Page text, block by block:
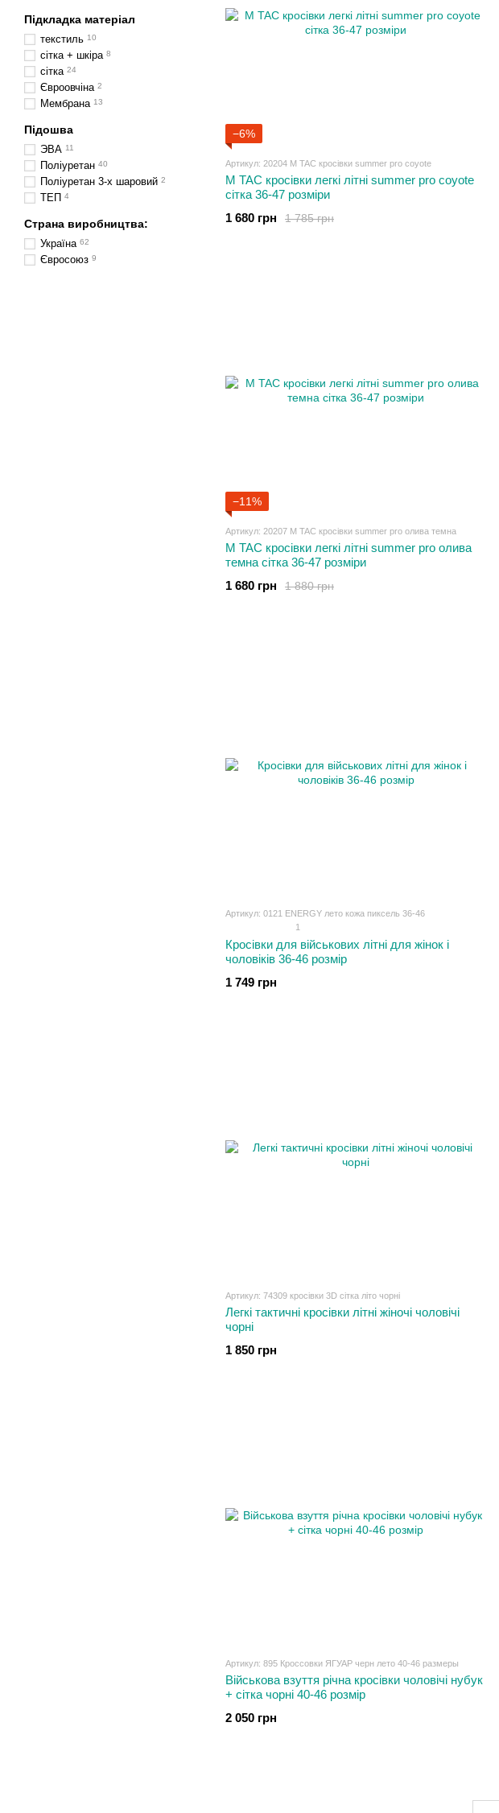
−6%
Артикул: 20204 M TAC кросівки summer pro coyote
M TAC кросівки легкі літні summer pro coyote
сітка 36-47 розміри
1 785 грн
1 680 грн
−11%
Артикул: 20207 M TAC кросівки summer pro олива темна
M TAC кросівки легкі літні summer pro олива
темна сітка 36-47 розміри
1 880 грн
1 680 грн
Артикул: 0121 ENERGY лето кожа пиксель 36-46
1
Кросівки для військових літні для жінок і
чоловіків 36-46 розмір
1 749 грн
Артикул: 74309 кросівки 3D сітка літо чорні
Легкі тактичні кросівки літні жіночі чоловічі
чорні
1 850 грн
Артикул: 895 Кроссовки ЯГУАР черн лето 40-46 размеры
Військова взуття річна кросівки чоловічі нубук
+ сітка чорні 40-46 розмір
2 050 грн
Підкладка матеріал
текстиль 10
сітка + шкіра 8
сітка 24
Євроовчіна 2
Мембрана 13
Підошва
ЭВА 11
Поліуретан 40
Поліуретан 3-х шаровий 2
ТЕП 4
Страна виробництва:
Україна 62
Євросоюз 9